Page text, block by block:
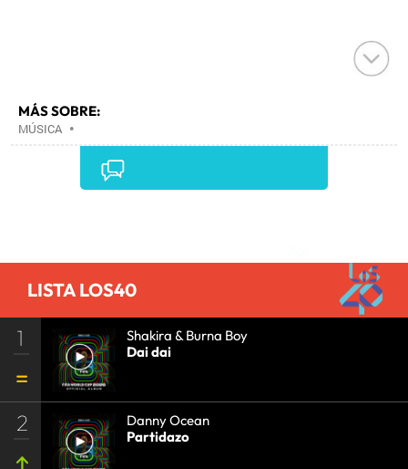
MÁS SOBRE:
MÚSICA •
LISTA LOS40
1
Shakira & Burna Boy
Dai dai
2
Danny Ocean
Partidazo